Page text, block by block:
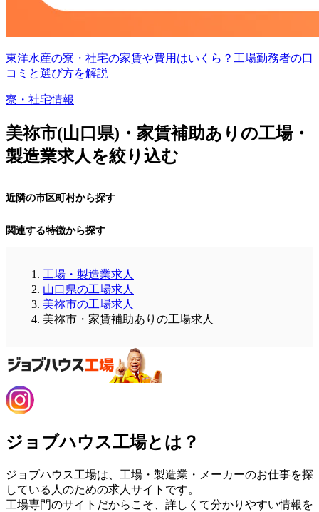
東洋水産の寮・社宅の家賃や費用はいくら？工場勤務者の口
コミと選び方を解説
寮・社宅情報
美祢市(山口県)・家賃補助ありの工場・
製造業求人を絞り込む
近隣の市区町村から探す
関連する特徴から探す
工場・製造業求人
山口県の工場求人
美祢市の工場求人
美祢市・家賃補助ありの工場求人
ジョブハウス工場とは？
ジョブハウス工場は、工場・製造業・メーカーのお仕事を探
している人のための求人サイトです。
工場専門のサイトだからこそ、詳しくて分かりやすい情報を